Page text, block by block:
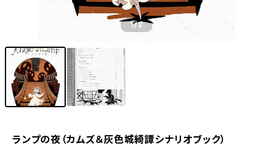
1/2
ランプの夜（カムズ＆灰色城綺譚シナリオブック）